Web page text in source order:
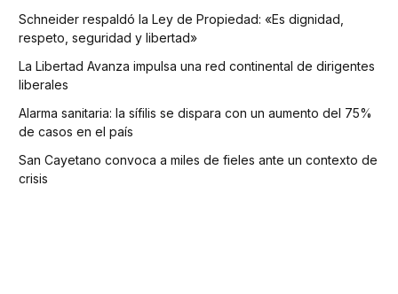
Schneider respaldó la Ley de Propiedad: «Es dignidad,
respeto, seguridad y libertad»
La Libertad Avanza impulsa una red continental de dirigentes
liberales
Alarma sanitaria: la sífilis se dispara con un aumento del 75%
de casos en el país
San Cayetano convoca a miles de fieles ante un contexto de
crisis